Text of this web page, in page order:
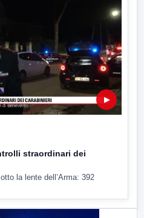
▶
straordinari dei
la lente dell’Arma: 392